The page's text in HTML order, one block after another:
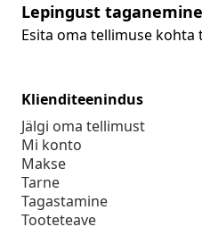
Lepingust taganemine
Esita oma tellimuse kohta
Klienditeenindus
Jälgi oma tellimust
Mi konto
Makse
Tarne
Tagastamine
Tooteteave